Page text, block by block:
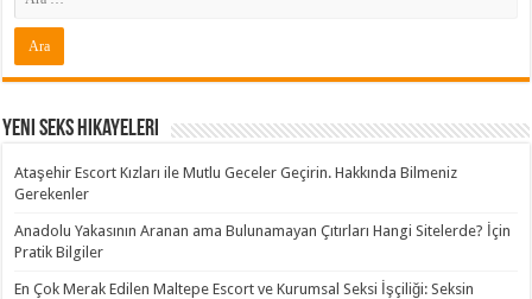
Yeni Seks Hikayeleri
Ataşehir Escort Kızları ile Mutlu Geceler Geçirin. Hakkında Bilmeniz
Gerekenler
Anadolu Yakasının Aranan ama Bulunamayan Çıtırları Hangi Sitelerde? İçin
Pratik Bilgiler
En Çok Merak Edilen Maltepe Escort ve Kurumsal Seksi İşçiliği: Seksin